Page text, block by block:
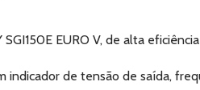
SGI150E EURO V, de alta
indicador de tensão de saída,